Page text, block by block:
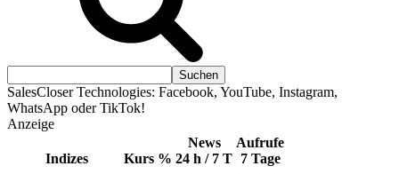
SalesCloser Technologies: Facebook, YouTube, Instagram,
WhatsApp oder TikTok!
Anzeige
Indizes Kurs %
News
24 h / 7 T
Aufrufe
7 Tage